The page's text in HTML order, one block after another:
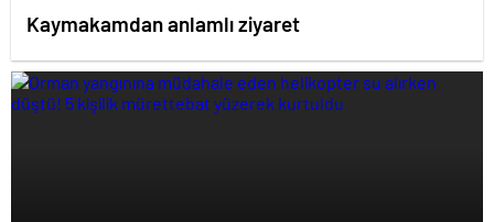
Kaymakamdan anlamlı ziyaret